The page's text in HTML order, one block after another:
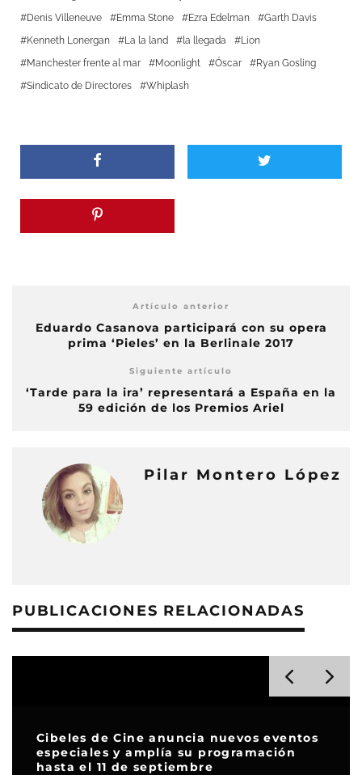
Denis Villeneuve
Emma Stone Ezra Edelman
Garth Davis
Kenneth Lonergan
La la land la llegada
Lion
Manchester frente al mar
Moonlight Óscar
Ryan Gosling
Sindicato de Directores
Whiplash
Artículo anterior
Eduardo Casanova participará con su opera
prima ‘Pieles’ en la Berlinale 2017
Siguiente artículo
‘Tarde para la ira’ representará a España en la
59 edición de los Premios Ariel
Pilar Montero López
PUBLICACIONES RELACIONADAS
Cibeles de Cine anuncia nuevos eventos
especiales y amplía su programación
hasta el 11 de septiembre